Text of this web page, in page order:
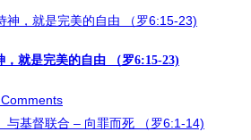
，就是完美的自由 （罗6:15-23)